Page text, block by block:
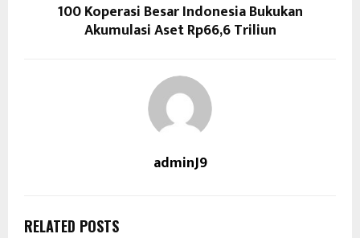
100 Koperasi Besar Indonesia Bukukan
Akumulasi Aset Rp66,6 Triliun
adminJ9
RELATED POSTS